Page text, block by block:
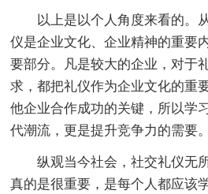
以上是以个人角度来看的。
仪是企业文化、企业精神的重要
要部分。凡是较大的企业，对于
求，都把礼仪作为企业文化的重
他企业合作成功的关键，所以学
代潮流，更是提升竞争力的需要。
纵观当今社会，社交礼仪无
真的是很重要，是每个人都应该